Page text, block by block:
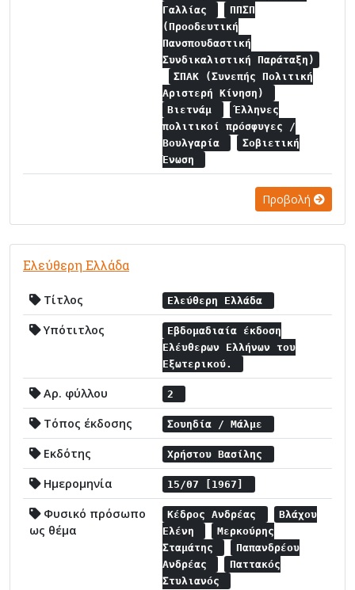
Γαλλίας
ΠΠΣΠ
(Προοδευτική
Πανσπουδαστική
Συνδικαλιστική Παράταξη)
ΣΠΑΚ (Συνεπής Πολιτική
Αριστερή Κίνηση)
Βιετνάμ
Έλληνες
πολιτικοί πρόσφυγες /
Βουλγαρία
Σοβιετική
Ένωση
Προβολή
Ελεύθερη Ελλάδα
Τίτλος Ελεύθερη Ελλάδα
Υπότιτλος
Εβδομαδιαία έκδοση
Ελέυθερων Ελλήνων του
Εξωτερικού.
Αρ. φύλλου 2
Τόπος έκδοσης Σουηδία / Μάλμε
Εκδότης Χρήστου Βασίλης
Ημερομηνία 15/07 [1967]
Φυσικό πρόσωπο
ως θέμα
Κέδρος Ανδρέας
Βλάχου
Ελένη
Μερκούρης
Σταμάτης
Παπανδρέου
Ανδρέας
Παττακός
Στυλιανός